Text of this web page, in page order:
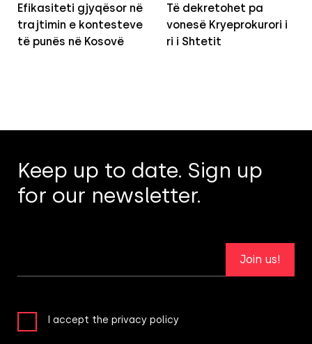
Efikasiteti gjyqësor në
trajtimin e kontesteve
të punës në Kosovë
Të dekretohet pa
vonesë Kryeprokurori i
ri i Shtetit
Keep up to date. Sign up
for our newsletter.
Join us!
I accept the privacy policy